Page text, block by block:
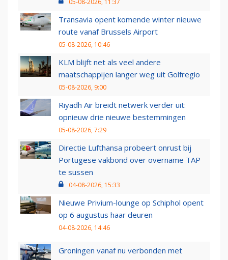
05-08-2026, 11:37
Transavia opent komende winter nieuwe
route vanaf Brussels Airport
05-08-2026, 10:46
KLM blijft net als veel andere
maatschappijen langer weg uit Golfregio
05-08-2026, 9:00
Riyadh Air breidt netwerk verder uit:
opnieuw drie nieuwe bestemmingen
05-08-2026, 7:29
Directie Lufthansa probeert onrust bij
Portugese vakbond over overname TAP
te sussen
04-08-2026, 15:33
Nieuwe Privium-lounge op Schiphol opent
op 6 augustus haar deuren
04-08-2026, 14:46
Groningen vanaf nu verbonden met